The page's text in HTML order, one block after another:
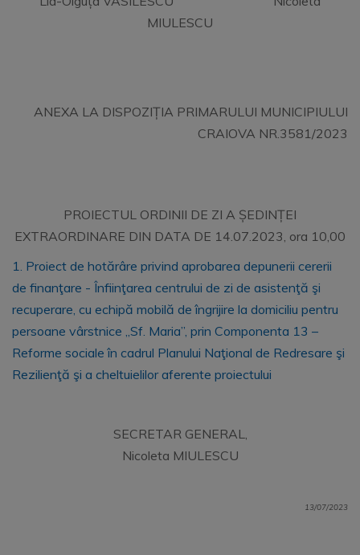
MIULESCU
ANEXA LA DISPOZIȚIA PRIMARULUI MUNICIPIULUI
CRAIOVA NR.3581/2023
PROIECTUL ORDINII DE ZI A ȘEDINȚEI
EXTRAORDINARE DIN DATA DE 14.07.2023, ora 10,00
1. Proiect de hotărâre privind aprobarea depunerii cererii
de finanţare - Înfiinţarea centrului de zi de asistenţă şi
recuperare, cu echipă mobilă de îngrijire la domiciliu pentru
persoane vârstnice „Sf. Maria”, prin Componenta 13 –
Reforme sociale în cadrul Planului Naţional de Redresare şi
Rezilienţă şi a cheltuielilor aferente proiectului
SECRETAR GENERAL,
Nicoleta MIULESCU
13/07/2023